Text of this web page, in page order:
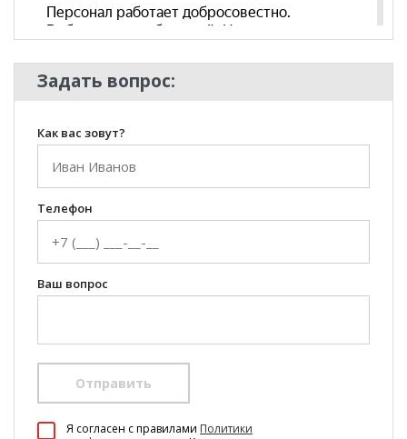
Задать вопрос:
Как вас зовут?
Телефон
Ваш вопрос
Отправить
Я согласен c правилами Политики